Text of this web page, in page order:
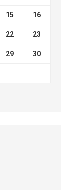
15 16
22 23
29 30